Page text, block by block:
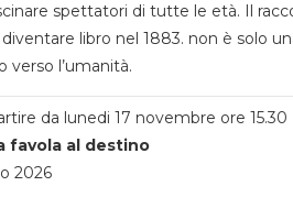
spettatori di tutte le età. Il
diventare libro nel 1883. non è solo
verso l’umanità.
da lunedi 17 novembre ore 15.30
favola al destino
2026